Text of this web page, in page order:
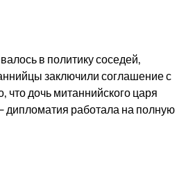
в политику соседей,
заключили соглашение с
что дочь митаннийского царя
дипломатия работала на полную